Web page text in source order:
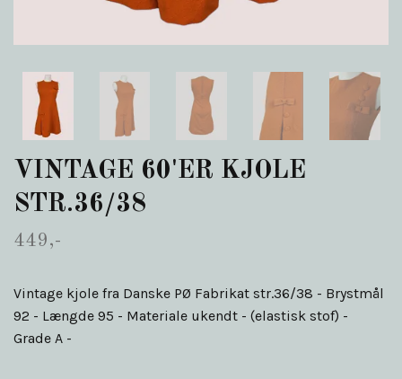
VINTAGE 60'ER KJOLE
STR.36/38
449,-
Vintage kjole fra Danske PØ Fabrikat str.36/38 - Brystmål
92 - Længde 95 - Materiale ukendt - (elastisk stof) -
Grade A -